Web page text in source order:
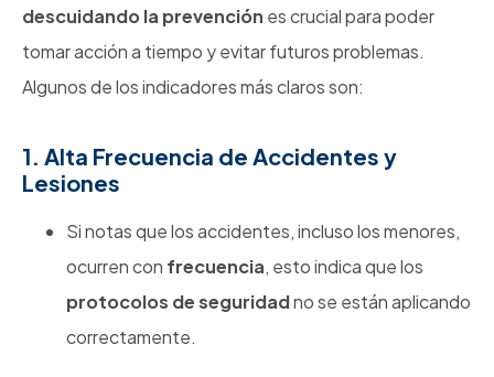
descuidando la prevención es crucial para poder
tomar acción a tiempo y evitar futuros problemas.
Algunos de los indicadores más claros son:
1. Alta Frecuencia de Accidentes y
Lesiones
Si notas que los accidentes, incluso los menores,
ocurren con frecuencia, esto indica que los
protocolos de seguridadno se están aplicando
correctamente.